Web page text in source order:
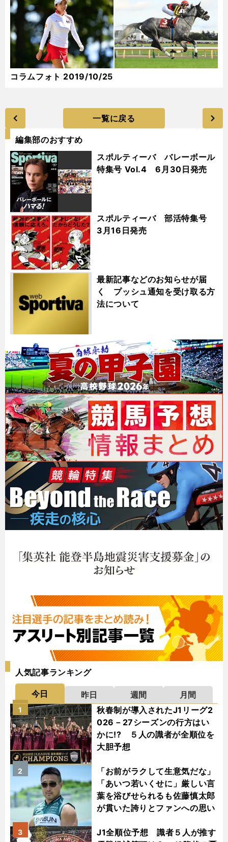
コラムフォト 2019/10/25
一覧に戻る
編集部のおすすめ
スポルティーバ バレーボール
特集号 Vol.4 6月30日発売
スポルティーバ 部活特集号
3月16日発売
最新記事などのお知らせが届
く プッシュ通知を受け取る方
法について
人気記事ランキング
今日 昨日 週間
月間
秋春制が導入されたJ1リーグ2
026－27シーズンの行方はい
かに!? ５人の識者が全順位を
大胆予想
1
「お前がラクして生意気だな」
「あいつ若いくせに」厳しい言
葉を浴びせられるも佐藤慎太郎
が貫いた誇りとファンへの思い
2
J1全順位予想 識者５人が推す
3